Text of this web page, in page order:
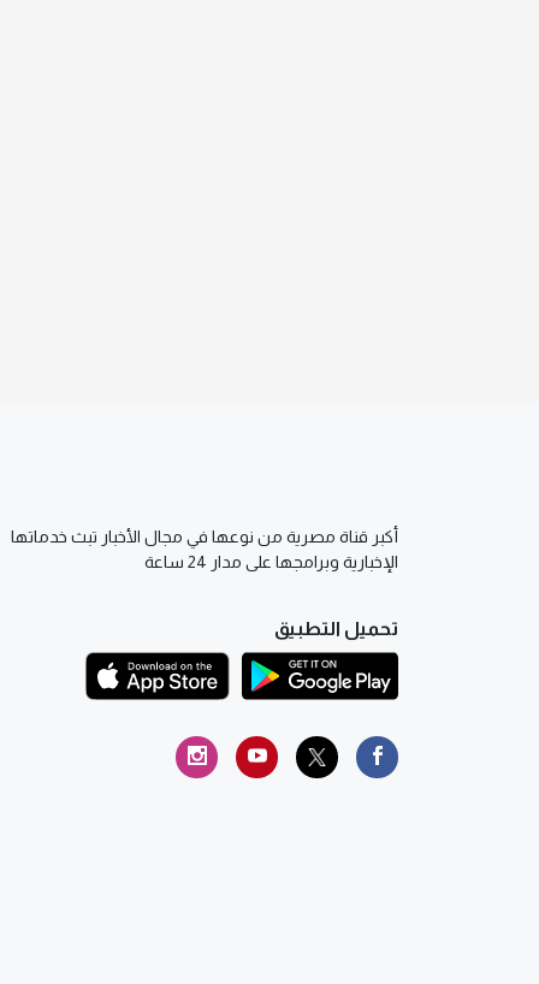
أكبر قناة مصرية من نوعها في مجال الأخبار تبث خدماتها
الإخبارية وبرامجها على مدار 24 ساعة
تحميل التطبيق